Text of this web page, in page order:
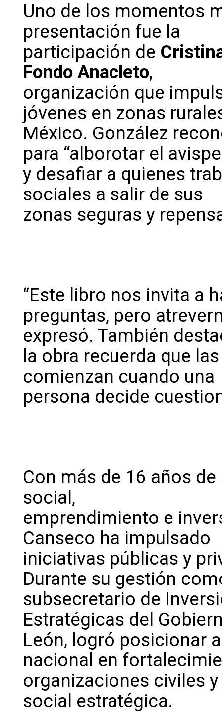
Uno de los momentos
presentación fue la
participación de
Fondo Anacleto,
organización que
jóvenes en zonas
México. González
para “alborotar el
y desafiar a quienes
sociales a salir de sus
zonas seguras y
“Este libro nos invita a
preguntas, pero
expresó. También
la obra recuerda que
comienzan cuando una
persona decide
Con más de 16 años
social,
emprendimiento e
Canseco ha impulsado
iniciativas públicas y
Durante su gestión
subsecretario de
Estratégicas del
León, logró posicionar
nacional en
organizaciones civiles
social estratégica.